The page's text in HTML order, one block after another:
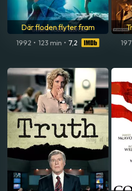
Där floden flyter fram
1992 • 123 min • 7,2